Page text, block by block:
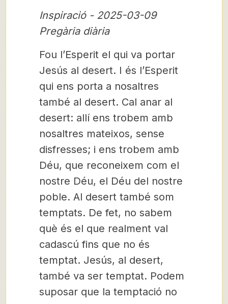
Inspiració - 2025-03-09
Pregària diària
Fou l’Esperit el qui va portar
Jesús al desert. I és l’Esperit
qui ens porta a nosaltres
també al desert. Cal anar al
desert: allí ens trobem amb
nosaltres mateixos, sense
disfresses; i ens trobem amb
Déu, que reconeixem com el
nostre Déu, el Déu del nostre
poble. Al desert també som
temptats. De fet, no sabem
què és el que realment val
cadascú fins que no és
temptat. Jesús, al desert,
també va ser temptat. Podem
suposar que la temptació no